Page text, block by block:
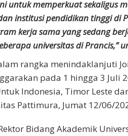
untuk memperkuat sekaligus
institusi pendidikan tinggi di
kerja sama yang sedang
universitas di Prancis,”
rangka menindaklanjuti
pada 1 hingga 3 Juli
Indonesia, Timor Leste
Pattimura, Jumat 12/06/
Bidang Akademik